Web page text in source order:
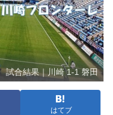
試合結果｜川崎 1-1 磐田
はてブ